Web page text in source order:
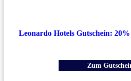
Leonardo Hotels Gutschein:
Zum